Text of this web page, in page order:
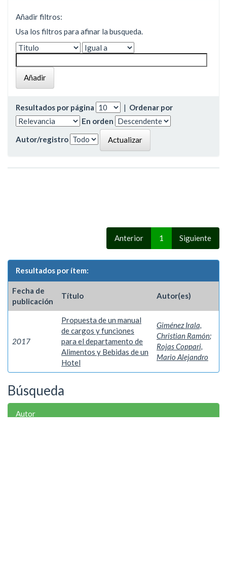
Añadir filtros:
Usa los filtros para afinar la busqueda.
Resultados por página | Ordenar por
En orden
Autor/registro
Anterior 1 Siguiente
Resultados por ítem:
Fecha de
publicación
Título Autor(es)
2017
Propuesta de un manual
de cargos y funciones
para el departamento de
Alimentos y Bebidas de un
Hotel
Giménez Irala,
Christian Ramón;
Rojas Coppari,
Mario Alejandro
Búsqueda
Autor